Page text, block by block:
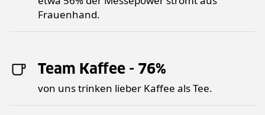
Frauenhand.
Team Kaffee - 76%
von uns trinken lieber Kaffee als Tee.